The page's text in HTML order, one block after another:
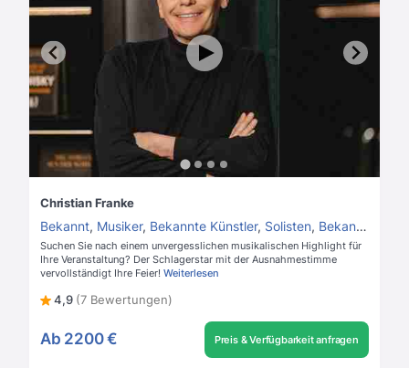
Christian Franke
Bekannt, Musiker, Bekannte Künstler, Solisten, Bekannte Sänger
Suchen Sie nach einem unvergesslichen musikalischen Highlight für
Ihre Veranstaltung? Der Schlagerstar mit der Ausnahmestimme
vervollständigt Ihre Feier! Weiterlesen
4,9 (7 Bewertungen)
Ab 2200 € Preis & Verfügbarkeit anfragen